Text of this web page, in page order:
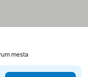
mesta